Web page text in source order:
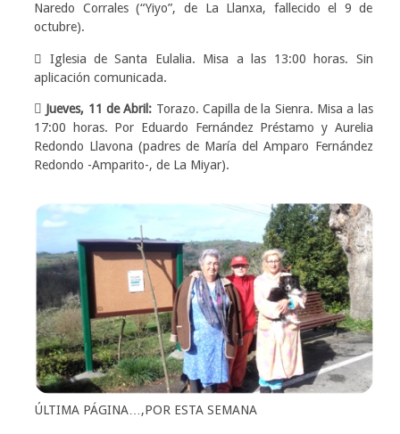
Naredo Corrales (“Yiyo”, de La Llanxa, fallecido el 9 de
octubre).
 Iglesia de Santa Eulalia. Misa a las 13:00 horas. Sin
aplicación comunicada.
 Jueves, 11 de Abril: Torazo. Capilla de la Sienra. Misa a las
17:00 horas. Por Eduardo Fernández Préstamo y Aurelia
Redondo Llavona (padres de María del Amparo Fernández
Redondo -Amparito-, de La Miyar).
ÚLTIMA PÁGINA…,POR ESTA SEMANA